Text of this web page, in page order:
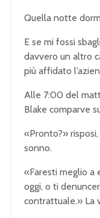
Quella notte
E se mi fossi
davvero un altro
più affidato
Alle 7:00 del
Blake comparve
«Pronto?»
sonno.
«Faresti meglio a
oggi, o ti
contrattuale.» La